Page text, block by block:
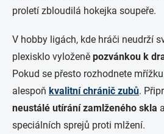
proletí zbloudilá hokejka soupeře.
V hobby ligách, kde hráči neudrží
plexisklo vyloženě pozvánkou k
Pokud se přesto rozhodnete
alespoň kvalitní chránič zubů.
neustálé utírání zamlženého skla
speciálních sprejů proti mlžení.